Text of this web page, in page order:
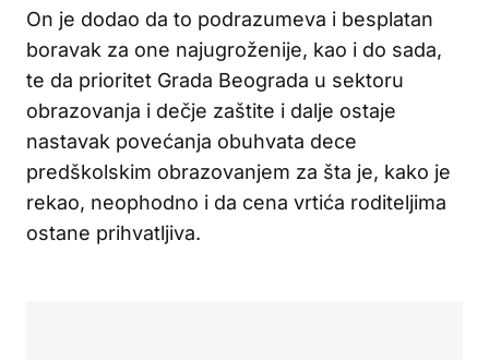
On je dodao da to podrazumeva i besplatan
boravak za one najugroženije, kao i do sada,
te da prioritet Grada Beograda u sektoru
obrazovanja i dečje zaštite i dalje ostaje
nastavak povećanja obuhvata dece
predškolskim obrazovanjem za šta je, kako je
rekao, neophodno i da cena vrtića roditeljima
ostane prihvatljiva.